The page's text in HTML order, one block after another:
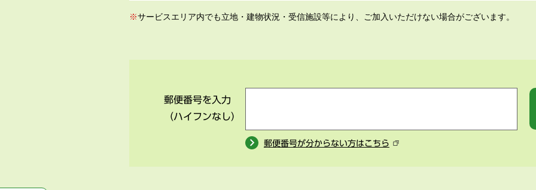
※サービスエリア内でも立地・建物状況・受信施設等により、ご加入いただけない場合がございます。
郵便番号を入力
（ハイフンなし）
郵便番号が分からない方はこちら